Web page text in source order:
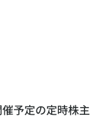
催予定の定時株主